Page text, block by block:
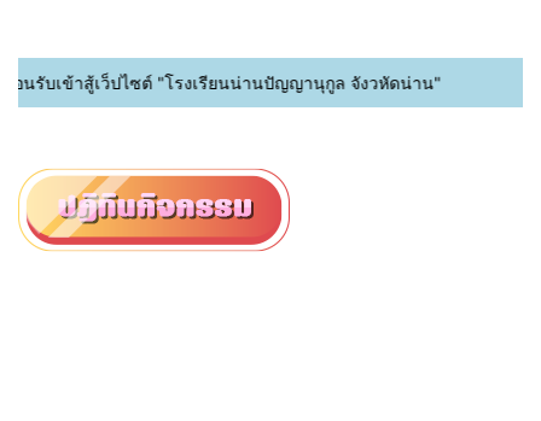
บเข้าสู้เว็ปไซต์ "โรงเรียนน่านปัญญานุกูล จังวหัดน่าน"